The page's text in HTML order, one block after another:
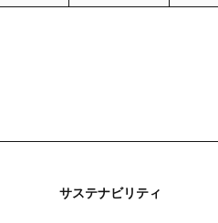
サステナビリティ